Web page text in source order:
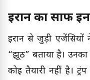
ईरान का साफ
ईरान से जुड़ी एजेंसियों
“झूठ” बताया है।
कोई तैयारी नहीं है।